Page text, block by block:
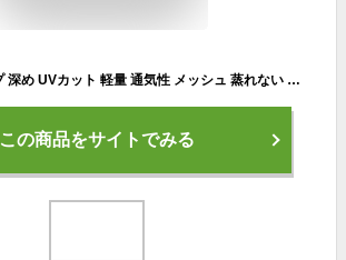
ランニングキャップ 深め UVカット 軽量 通気性 メッシュ 蒸れない 調節可能 シンプル 無地 おしゃれ 55～60cm レディース メンズ 大きいサイズ 小さいサイズ ランニング マラソン トレイル サイクリング スポーツ ジョギング 帽子 日よけ 男性 女性 キャップ 散歩 ズレない
この商品をサイトでみる